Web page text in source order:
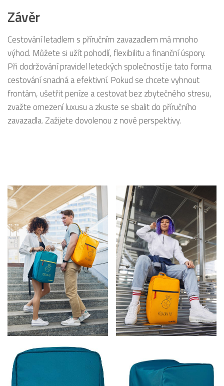
Závěr
Cestování letadlem s příručním zavazadlem má mnoho
výhod. Můžete si užít pohodlí, flexibilitu a finanční úspory.
Při dodržování pravidel leteckých společností je tato forma
cestování snadná a efektivní. Pokud se chcete vyhnout
frontám, ušetřit peníze a cestovat bez zbytečného stresu,
zvažte omezení luxusu a zkuste se sbalit do příručního
zavazadla. Zažijete dovolenou z nové perspektivy.